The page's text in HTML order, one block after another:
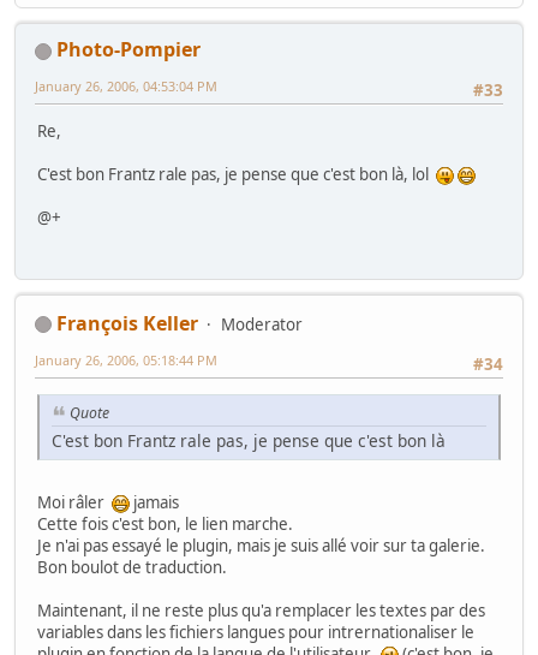
Photo-Pompier
#33
January 26, 2006, 04:53:04 PM
Re,
C'est bon Frantz rale pas, je pense que c'est bon là, lol
@+
François Keller
Moderator
#34
January 26, 2006, 05:18:44 PM
Quote
C'est bon Frantz rale pas, je pense que c'est bon là
Moi râler
jamais
Cette fois c'est bon, le lien marche.
Je n'ai pas essayé le plugin, mais je suis allé voir sur ta galerie.
Bon boulot de traduction.
Maintenant, il ne reste plus qu'a remplacer les textes par des
variables dans les fichiers langues pour intrernationaliser le